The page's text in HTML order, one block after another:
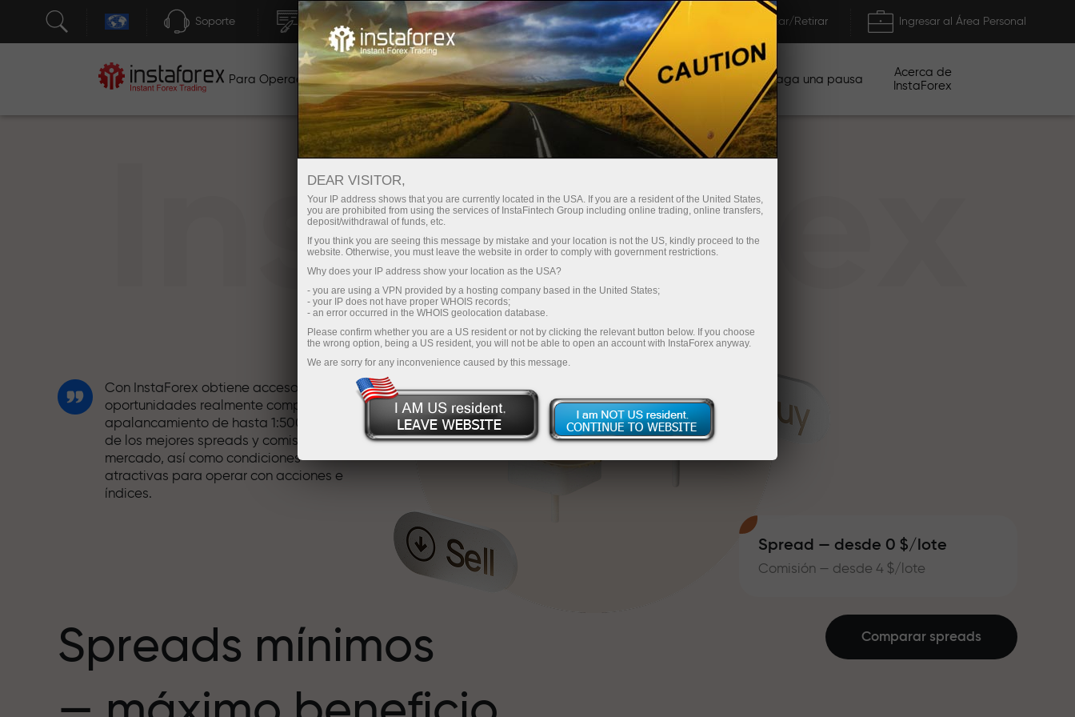
Soporte Apertura instantánea de la cuenta Plataforma comercial Depositar/Retirar Ingresar al Área Personal
Para Operadores
Para
Principiantes
Para
Inversionistas
Para Socios Campañas Haga una pausa
Acerca de
InstaForex
InstaForex
Spread — desde 0 $/lote
Comisión — desde 4 $/lote
Con InstaForex obtiene acceso a
oportunidades realmente competitivas:
apalancamiento de hasta 1:5000, unos
de los mejores spreads y comisiones del
mercado, así como condiciones
atractivas para operar con acciones e
índices.
de las operaciones comparten los
mismos valores. Ales Loprais aporta
Spreads mínimos
Comparar spreads
DEAR VISITOR,
Your IP address shows that you are currently located in the USA. If you are a resident of the United States,
you are prohibited from using the services of InstaFintech Group including online trading, online transfers,
deposit/withdrawal of funds, etc.
If you think you are seeing this message by mistake and your location is not the US, kindly proceed to the
website. Otherwise, you must leave the website in order to comply with government restrictions.
Why does your IP address show your location as the USA?
- you are using a VPN provided by a hosting company based in the United States;
- your IP does not have proper WHOIS records;
- an error occurred in the WHOIS geolocation database.
Please confirm whether you are a US resident or not by clicking the relevant button below. If you choose
the wrong option, being a US resident, you will not be able to open an account with InstaForex anyway.
We are sorry for any inconvenience caused by this message.